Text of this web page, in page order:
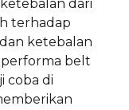
dari
terhadap
ketebalan
performa belt
coba di